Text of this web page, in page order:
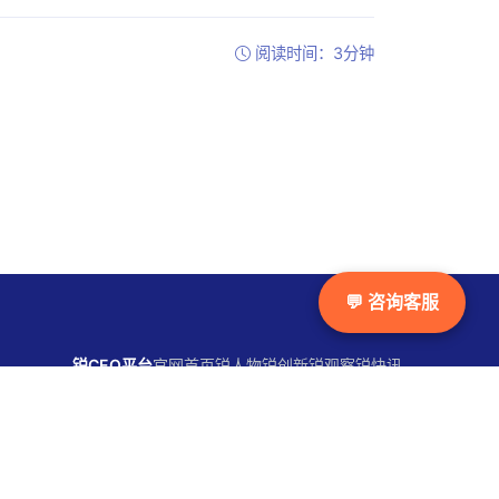
阅读时间：3分钟
锐CEO平台官网首页锐人物锐创新锐观察锐快讯
💬 咨询客服